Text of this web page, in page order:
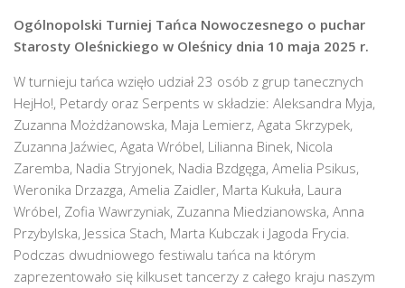
Ogólnopolski Turniej Tańca Nowoczesnego o puchar
Starosty Oleśnickiego w Oleśnicy dnia 10 maja 2025 r.
W turnieju tańca wzięło udział 23 osób z grup tanecznych
HejHo!, Petardy oraz Serpents w składzie: Aleksandra Myja,
Zuzanna Możdżanowska, Maja Lemierz, Agata Skrzypek,
Zuzanna Jaźwiec, Agata Wróbel, Lilianna Binek, Nicola
Zaremba, Nadia Stryjonek, Nadia Bzdgęga, Amelia Psikus,
Weronika Drzazga, Amelia Zaidler, Marta Kukuła, Laura
Wróbel, Zofia Wawrzyniak, Zuzanna Miedzianowska, Anna
Przybylska, Jessica Stach, Marta Kubczak i Jagoda Frycia.
Podczas dwudniowego festiwalu tańca na którym
zaprezentowało się kilkuset tancerzy z całego kraju naszym